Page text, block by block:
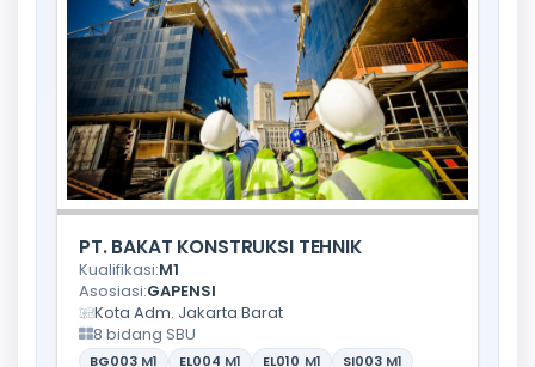
PT. BAKAT KONSTRUKSI TEHNIK
Kualifikasi:M1
Asosiasi:GAPENSI
Kota Adm. Jakarta Barat
8 bidang SBU
BG003 M1 EL004 M1 EL010 M1 SI003 M1